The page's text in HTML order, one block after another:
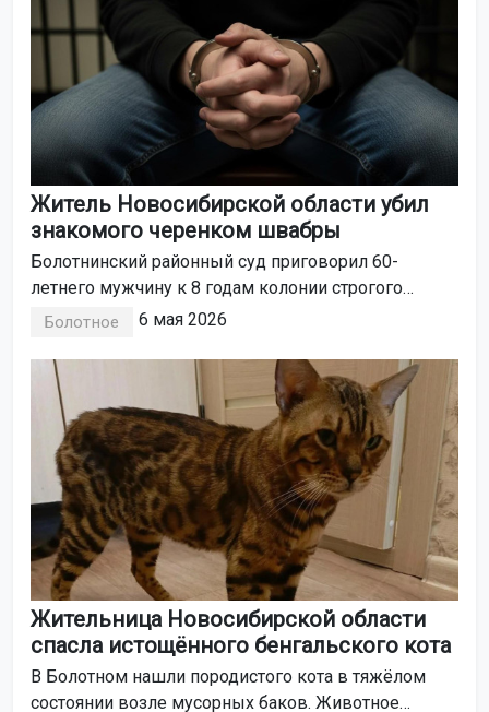
Житель Новосибирской области убил
знакомого черенком швабры
Болотнинский районный суд приговорил 60-
летнего мужчину к 8 годам колонии строгого
режима за причинение тяжкого вреда здоровью,
Болотное 6 мая 2026
Жительница Новосибирской области
спасла истощённого бенгальского кота
В Болотном нашли породистого кота в тяжёлом
состоянии возле мусорных баков. Животное